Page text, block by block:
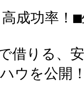
成功率！
借りる、
ウを公開